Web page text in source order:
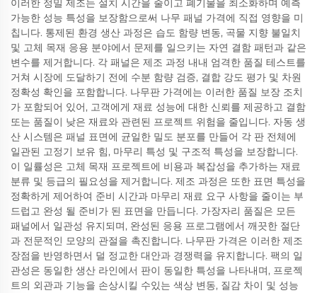
이러한 정밀 제조는 설치 시간을 줄이고 폐기물을 최소화하며 예측
가능한 성능 특성을 보장함으로써 나무 패널 가격에 직접 영향을 미
칩니다. 통제된 환경 생산 과정은 습도 함량 변동, 곡물 지향 불일치
및 고체 목재 응용 분야에서 문제를 일으키는 자연 결함 패턴과 같은
변수를 제거합니다. 각 패널은 제조 과정 내내 엄격한 품질 테스트를
거쳐 시장에 도달하기 전에 수분 함량 검증, 결합 강도 평가 및 차원
정확성 확인을 포함합니다. 나무판 가격에는 이러한 품질 보장 조치
가 포함되어 있어, 고객에게 재료 성능에 대한 신뢰를 제공하고 결함
또는 품질이 낮은 재료와 관련된 프로젝트 위험을 줄입니다. 자동 생
산 시스템은 패널 표면에 균일한 밀도 분포를 만들어 각 판 전체에
일관된 고정기 보유 힘, 마무리 특성 및 구조적 특성을 보장합니다.
이 일률성은 고체 목재 프로젝트에 비용과 복잡성을 추가하는 재료
분류 및 등급의 필요성을 제거합니다. 제조 과정은 또한 표면 특성을
정확하게 제어하여 준비 시간과 마무리 재료 요구 사항을 줄이는 부
드럽고 완성 될 준비가 된 표면을 만듭니다. 가장자리 품질은 모든
패널에서 일관성 유지되며, 완성된 응용 프로그램에서 깨끗한 절단
과 전문적인 모양의 관절을 촉진합니다. 나무판 가격은 이러한 제조
장점을 반영하면서 덜 정교한 대안과 경쟁력을 유지합니다. 팩의 일
관성은 동일한 생산 라인에서 판이 동일한 특성을 나타내며, 프로젝
트의 외관과 기능을 손상시킬 수있는 색상 변동, 질감 차이 및 성능